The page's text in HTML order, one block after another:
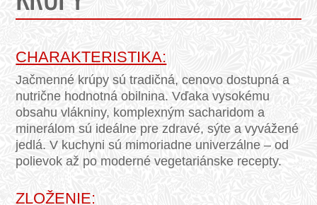
CHARAKTERISTIKA:
Jačmenné krúpy sú tradičná, cenovo dostupná a
nutrične hodnotná obilnina. Vďaka vysokému
obsahu vlákniny, komplexným sacharidom a
minerálom sú ideálne pre zdravé, sýte a vyvážené
jedlá. V kuchyni sú mimoriadne univerzálne – od
polievok až po moderné vegetariánske recepty.
ZLOŽENIE: